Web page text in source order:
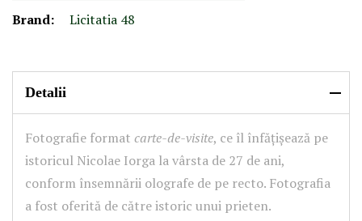
Brand: Licitatia 48
Detalii
Fotografie format carte-de-visite, ce îl înfățișează pe
istoricul Nicolae Iorga la vârsta de 27 de ani,
conform însemnării olografe de pe recto. Fotografia
a fost oferită de către istoric unui prieten.